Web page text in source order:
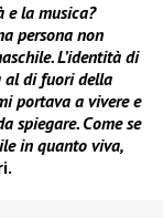
e la musica?
persona non
L’identità di
al di fuori della
portava a vivere e
spiegare. Come se
in quanto viva,